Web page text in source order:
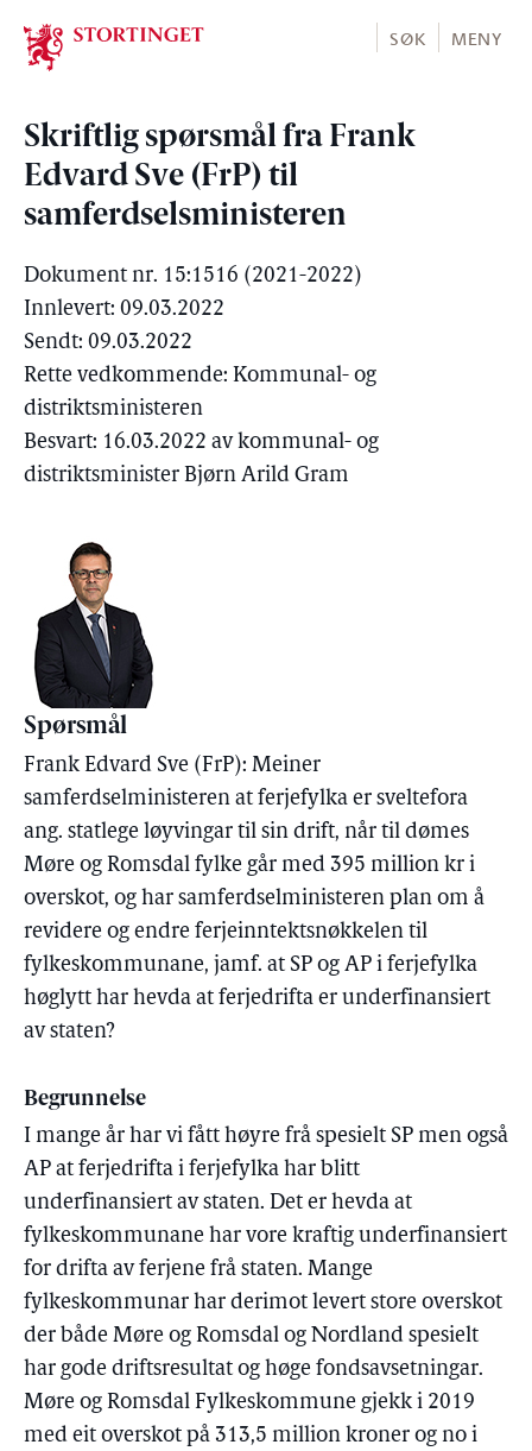
Stortinget.no
SØK MENY
Skriftlig spørsmål fra Frank
Edvard Sve (FrP) til
samferdselsministeren
Dokument nr. 15:1516 (2021-2022)
Innlevert: 09.03.2022
Sendt: 09.03.2022
Rette vedkommende: Kommunal- og
distriktsministeren
Besvart: 16.03.2022 av kommunal- og
distriktsminister Bjørn Arild Gram
Spørsmål
Frank Edvard Sve (FrP): Meiner
samferdselministeren at ferjefylka er sveltefora
ang. statlege løyvingar til sin drift, når til dømes
Møre og Romsdal fylke går med 395 million kr i
overskot, og har samferdselministeren plan om å
revidere og endre ferjeinntektsnøkkelen til
fylkeskommunane, jamf. at SP og AP i ferjefylka
høglytt har hevda at ferjedrifta er underfinansiert
av staten?
Begrunnelse
I mange år har vi fått høyre frå spesielt SP men også
AP at ferjedrifta i ferjefylka har blitt
underfinansiert av staten. Det er hevda at
fylkeskommunane har vore kraftig underfinansiert
for drifta av ferjene frå staten. Mange
fylkeskommunar har derimot levert store overskot
der både Møre og Romsdal og Nordland spesielt
har gode driftsresultat og høge fondsavsetningar.
Møre og Romsdal Fylkeskommune gjekk i 2019
med eit overskot på 313,5 million kroner og no i